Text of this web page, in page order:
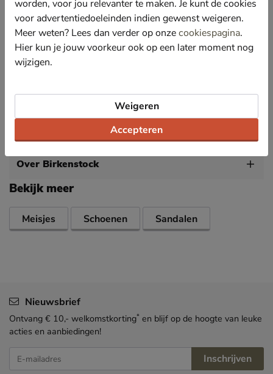
voeten blijven ook nog eens koel door de leren
bovenlaag.
Voorzien van twee riemen met elk een individueel
verstelbare metalen gesp en een hielriem zodat de
sandaal stevig blijft zitten.
demping en stevigheid biedt.
Over Birkenstock
Bekijk meer
Meisjes Schoenen Sandalen
Nieuwsbrief
Ontvang € 10,- welkomstkorting* en blijf op de hoogte van leuke
acties en aanbiedingen!
E-mailadres Inschrijven
worden, voor jou relevanter te maken. Je kunt de cookies
voor advertentiedoeleinden indien gewenst weigeren.
Meer weten? Lees dan verder op onzecookiespagina.
Hier kun je jouw voorkeur ook op een later moment nog
wijzigen.
Accepteren
Weigeren